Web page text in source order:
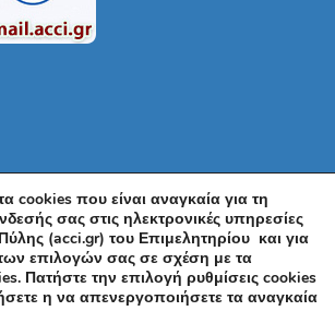
cookies που είναι αναγκαία για τη
σας στις ηλεκτρονικές υπηρεσίες
(acci.gr) του Επιμελητηρίου και για
επιλογών σας σε σχέση με τα
Πατήστε την επιλογή ρυθμίσεις cookies
η να απενεργοποιήσετε τα αναγκαία